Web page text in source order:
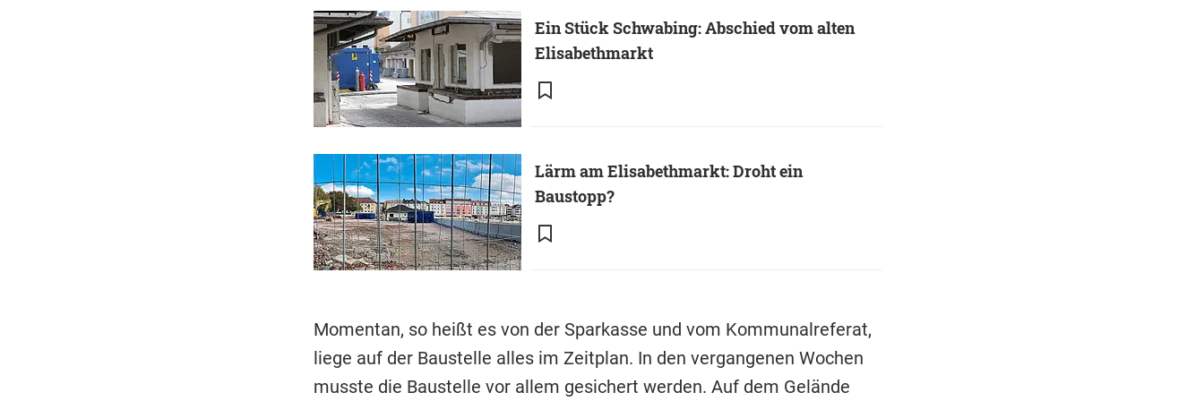
Ein Stück Schwabing: Abschied vom alten
Elisabethmarkt
Lärm am Elisabethmarkt: Droht ein
Baustopp?
Momentan, so heißt es von der Sparkasse und vom Kommunalreferat,
liege auf der Baustelle alles im Zeitplan. In den vergangenen Wochen
musste die Baustelle vor allem gesichert werden. Auf dem Gelände